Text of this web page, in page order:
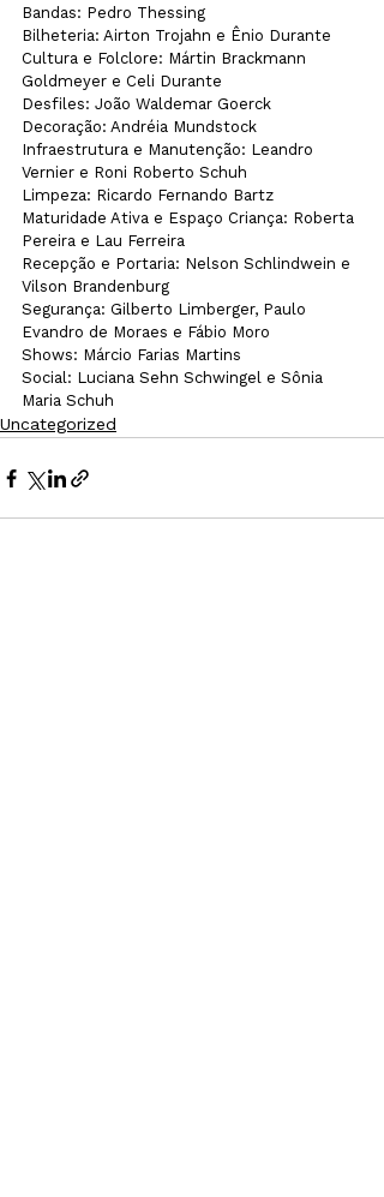
Bandas: Pedro Thessing
Bilheteria: Airton Trojahn e Ênio Durante
Cultura e Folclore: Mártin Brackmann
Goldmeyer e Celi Durante
Desfiles: João Waldemar Goerck
Decoração: Andréia Mundstock
Infraestrutura e Manutenção: Leandro
Vernier e Roni Roberto Schuh
Limpeza: Ricardo Fernando Bartz
Maturidade Ativa e Espaço Criança: Roberta
Pereira e Lau Ferreira
Recepção e Portaria: Nelson Schlindwein e
Vilson Brandenburg
Segurança: Gilberto Limberger, Paulo
Evandro de Moraes e Fábio Moro
Shows: Márcio Farias Martins
Social: Luciana Sehn Schwingel e Sônia
Maria Schuh
Uncategorized